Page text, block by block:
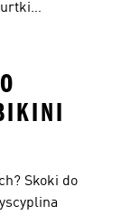
Skoki do